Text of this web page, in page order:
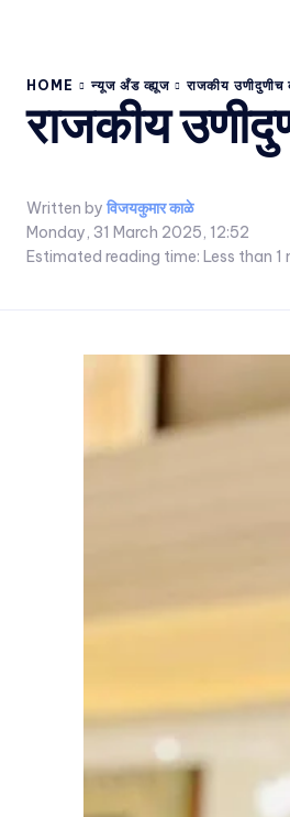
HOME न्यूज अँड व्ह्यूज राजकीय उणीदुणीच
राजकीय
Written by विजयकुमार काळे
Monday, 31 March 2025, 12:52
Estimated reading time: Less than 1